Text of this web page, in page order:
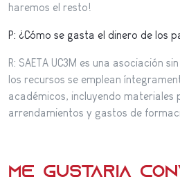
haremos el resto!
P: ¿Cómo se gasta el dinero de los
R: SAETA UC3M es una asociación
los recursos se emplean
académicos, incluyendo materiales
arrendamientos y gastos de
Me gustaría